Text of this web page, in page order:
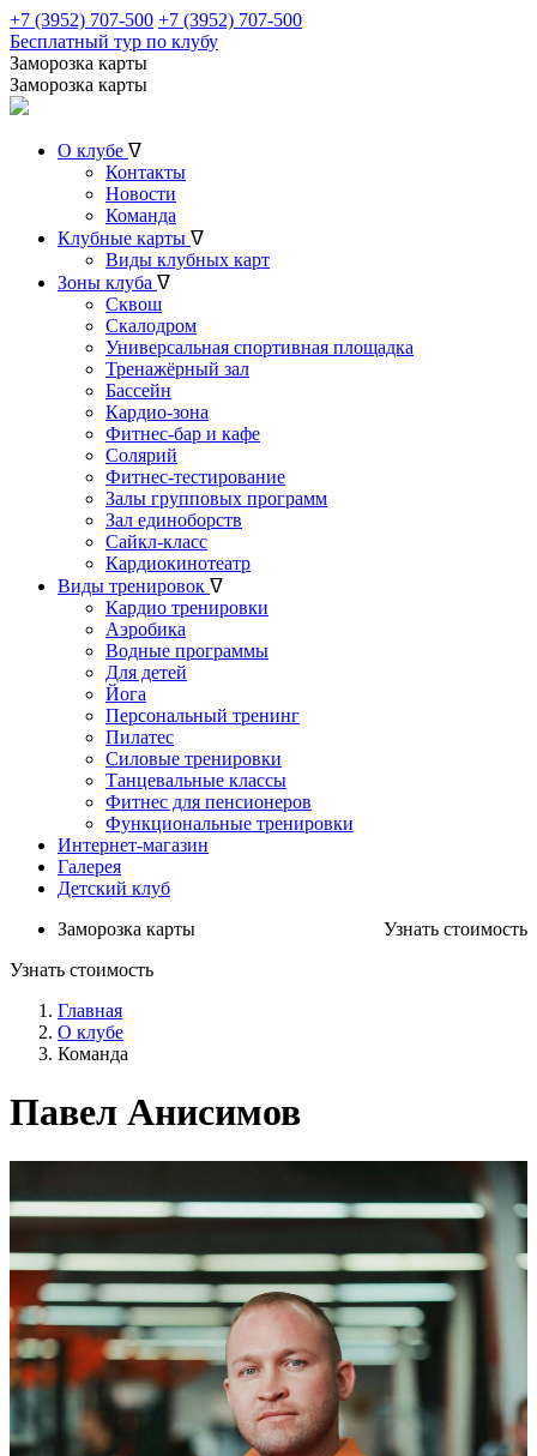
+7 (3952) 707-500 +7 (3952) 707-500
Бесплатный тур по клубу
Заморозка карты
Заморозка карты
О клубе ᐁ
Контакты
Новости
Команда
Клубные карты ᐁ
Виды клубных карт
Зоны клуба ᐁ
Сквош
Скалодром
Универсальная спортивная площадка
Тренажёрный зал
Бассейн
Кардио-зона
Фитнес-бар и кафе
Солярий
Фитнес-тестирование
Залы групповых программ
Зал единоборств
Сайкл-класс
Кардиокинотеатр
Виды тренировок ᐁ
Кардио тренировки
Аэробика
Водные программы
Для детей
Йога
Персональный тренинг
Пилатес
Силовые тренировки
Танцевальные классы
Фитнес для пенсионеров
Функциональные тренировки
Интернет-магазин
Галерея
Детский клуб
Узнать стоимость
Заморозка карты
Узнать стоимость
Главная
О клубе
Команда
Павел Анисимов